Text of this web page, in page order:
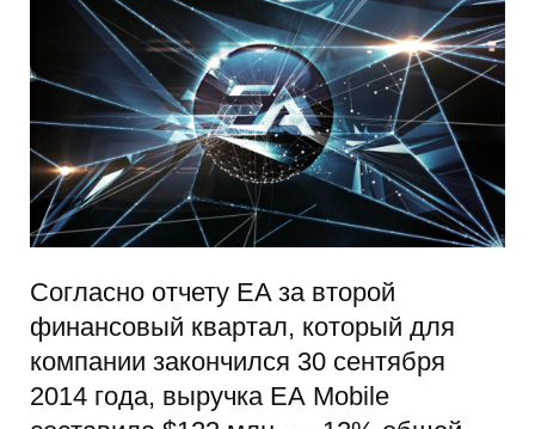
Согласно отчету EA за второй
финансовый квартал, который для
компании закончился 30 сентября
2014 года, выручка ЕА Mobile